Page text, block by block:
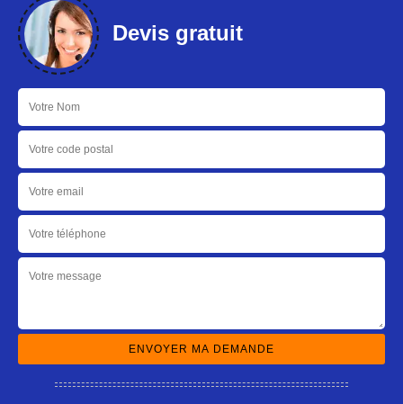
Devis gratuit